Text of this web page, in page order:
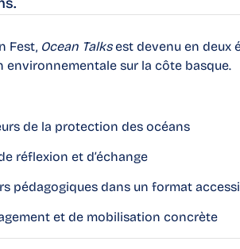
Fest, Ocean Talksest devenu en deux
sur la côte basque.
de la protection des océans
réflexion et d’échange
pédagogiques dans un format
et de mobilisation concrète